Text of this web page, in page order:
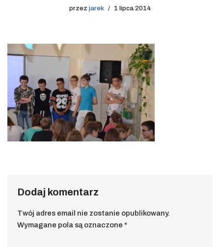
przez jarek 1 lipca 2014
Dodaj komentarz
Twój adres email nie zostanie opublikowany.
Wymagane pola są oznaczone *